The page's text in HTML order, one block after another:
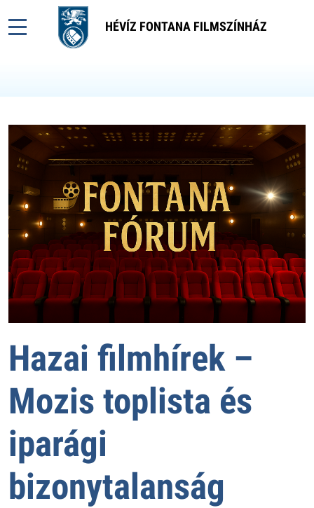
HÉVÍZ FONTANA FILMSZÍNHÁZ
Hazai filmhírek –
Mozis toplista és
iparági
bizonytalanság